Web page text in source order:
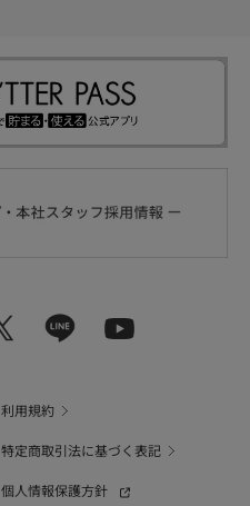
利用規約
特定商取引法に基づく表記
個人情報保護方針